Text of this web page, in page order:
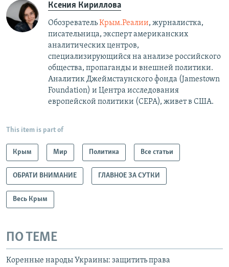
Ксения Кириллова
ОбозревательКрым.Реалии, журналистка,
писательница, эксперт американских
аналитических центров,
специализирующийся на анализе российского
общества, пропаганды и внешней политики.
Аналитик Джеймстаунского фонда (Jamestown
Foundation) и Центра исследования
европейской политики (CEPA), живет в США.
This item is part of
Крым Мир Политика Все статьи
ОБРАТИ ВНИМАНИЕ ГЛАВНОЕ ЗА СУТКИ
Весь Крым
ПО ТЕМЕ
Коренные народы Украины: защитить права